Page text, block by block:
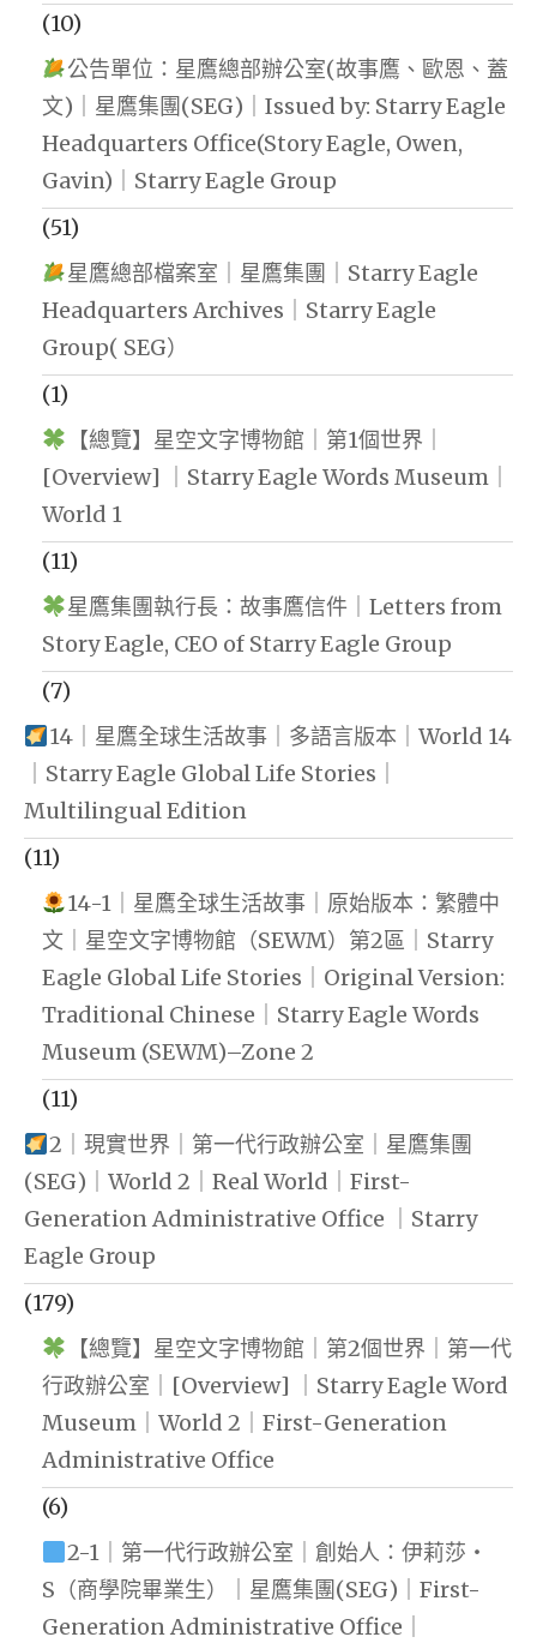
(10)
公告單位：星鷹總部辦公室(故事鷹、歐恩、蓋
文)｜星鷹集團(SEG)｜Issued by: Starry Eagle
Headquarters Office(Story Eagle, Owen,
Gavin)｜Starry Eagle Group
(51)
星鷹總部檔案室｜星鷹集團｜Starry Eagle
Headquarters Archives｜Starry Eagle
Group( SEG）
(1)
【總覽】星空文字博物館｜第1個世界｜
[Overview] ｜Starry Eagle Words Museum｜
World 1
(11)
星鷹集團執行長：故事鷹信件｜Letters from
Story Eagle, CEO of Starry Eagle Group
(7)
14｜星鷹全球生活故事｜多語言版本｜World 14
｜Starry Eagle Global Life Stories｜
Multilingual Edition
(11)
14-1｜星鷹全球生活故事｜原始版本：繁體中
文｜星空文字博物館（SEWM）第2區｜Starry
Eagle Global Life Stories｜Original Version:
Traditional Chinese｜Starry Eagle Words
Museum (SEWM)–Zone 2
(11)
2｜現實世界｜第一代行政辦公室｜星鷹集團
(SEG)｜World 2｜Real World｜First-
Generation Administrative Office ｜Starry
Eagle Group
(179)
【總覽】星空文字博物館｜第2個世界｜第一代
行政辦公室｜[Overview] ｜Starry Eagle Word
Museum｜World 2｜First-Generation
Administrative Office
(6)
2-1｜第一代行政辦公室｜創始人：伊莉莎・
S（商學院畢業生）｜星鷹集團(SEG)｜First-
Generation Administrative Office｜